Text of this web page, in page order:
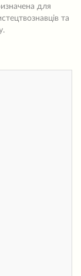
для
та